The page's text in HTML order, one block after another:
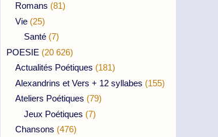
Romans (81)
Vie (25)
Santé (7)
POESIE (20 626)
Actualités Poétiques (181)
Alexandrins et Vers + 12 syllabes (155)
Ateliers Poétiques (79)
Jeux Poétiques (7)
Chansons (476)